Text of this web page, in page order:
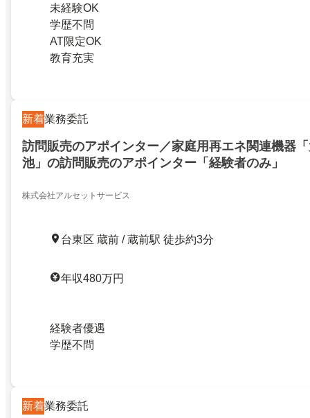
未経験OK
学歴不問
AT限定OK
教育充実
新着業務委託
訪問販売のアポインター／家庭用再エネ関連機器
池」の訪問販売のアポインター「経験者のみ」
株式会社アルセットサービス
台東区 蔵前 / 蔵前駅 徒歩約3分
年収480万円
経験者優遇
学歴不問
新着業務委託